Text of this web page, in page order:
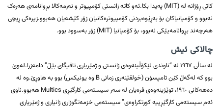
کاتی ڕۆژانە لە (MIT) پەیدا بکا.ئەو کاتە زانستی کۆمپیوتر و نەرمەکالا بڕوانامەی هەرەک
نەبوو و کۆمپانیاکان بۆ بەڕێوەبردنی کۆمپیوترەکانیان زۆر کێشەیان هەبوو.زیرەکی ڕیچی
هەرچەند بڕوانامەیێکی نەبوو، بۆ کۆمپانیا (MIT) زۆر بەسوود بوو.
چالاکی ئیش
لە ساڵی ١٩٦٧ لە “ناوندی لێکۆڵینەوەی زانستی و ژمێریاری تاقیگای بێڵ” دامەزرا.لەوێ
بوو کە لەگەڵ کێن تامپسۆن (خولقێنەری زمانی B وە یونیکس) بوو بە هاوڕێ.وە لە
دەهەکانی ١٩٦٠، توێژینەوەی فرەیان لە سەر سیستەمی کارگێڕی Multics هەبوو.ناوی
ئەم سیستەمی کارگێڕییە کورتکراوەی” سیستەمی خزمەتگوزاری زانیاری و ژمێریاری